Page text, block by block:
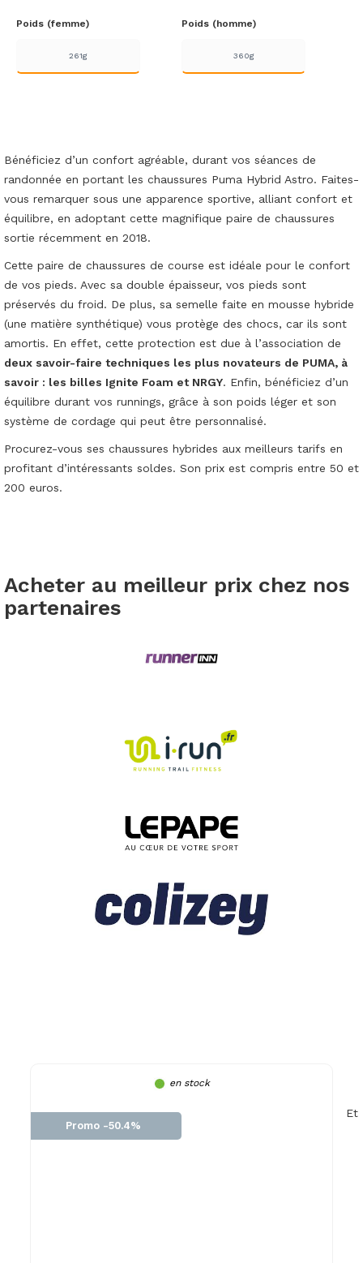
Poids (homme)
360g
Poids (femme)
261g
Bénéficiez d’un confort agréable, durant vos séances de
randonnée en portant les chaussures Puma Hybrid Astro. Faites-
vous remarquer sous une apparence sportive, alliant confort et
équilibre, en adoptant cette magnifique paire de chaussures
sortie récemment en 2018.
Cette paire de chaussures de course est idéale pour le confort
de vos pieds. Avec sa double épaisseur, vos pieds sont
préservés du froid. De plus, sa semelle faite en mousse hybride
(une matière synthétique) vous protège des chocs, car ils sont
amortis. En effet, cette protection est due à l’association de
deux savoir-faire techniques les plus novateurs de PUMA, à
savoir : les billes Ignite Foam et NRGY. Enfin, bénéficiez d’un
équilibre durant vos runnings, grâce à son poids léger et son
système de cordage qui peut être personnalisé.
Procurez-vous ses chaussures hybrides aux meilleurs tarifs en
profitant d’intéressants soldes. Son prix est compris entre 50 et
200 euros.
Acheter au meilleur prix chez nos
partenaires
en stock
Promo -50.4%
Et